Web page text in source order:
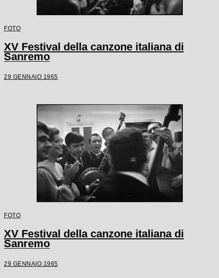
FOTO
XV Festival della canzone italiana di
Sanremo
29 GENNAIO 1965
FOTO
XV Festival della canzone italiana di
Sanremo
29 GENNAIO 1965